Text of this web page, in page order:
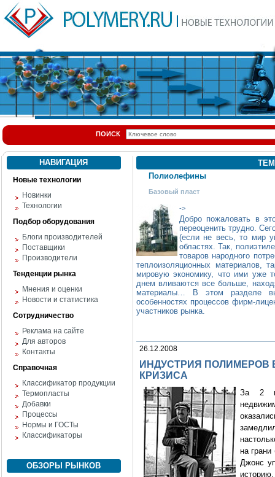
ПОИСК
НАВИГАЦИЯ
Новые технологии
Новинки
Технологии
Подбор оборудования
Блоги производителей
Поставщики
Производители
Тенденции рынка
Мнения и оценки
Новости и статистика
Сотрудничество
Реклама на сайте
Для авторов
Контакты
Справочная
Классификатор продукции
Термопласты
Добавки
Процессы
Нормы и ГОСТы
Классификаторы
ОБЗОРЫ РЫНКОВ
Полиолефины
Базовый пласт
->
Добро пожаловать в
переоценить трудно.
(если не весь, то мир
областях. Так,
товаров народного
теплоизоляционных
мировую экономику, что ими уже
днем вливаются все больше,
материалы… В этом разделе
особенностях процессов фирм-
участников рынка.
26.12.2008
ИНДУСТРИЯ
КРИЗИСА
За 2
на грани
Джонс